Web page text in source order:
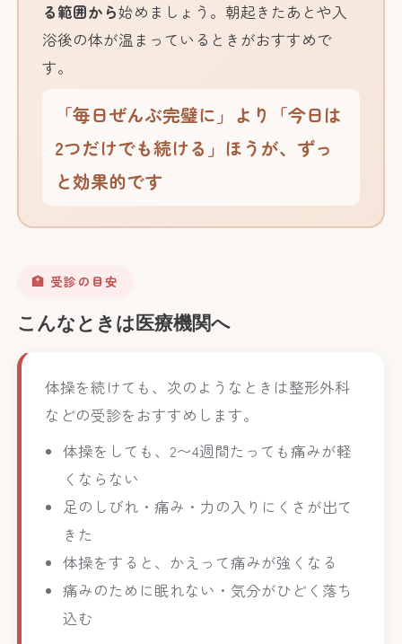
る範囲から始めましょう。朝起きたあとや入
浴後の体が温まっているときがおすすめで
す。
「毎日ぜんぶ完璧に」より「今日は
2つだけでも続ける」ほうが、ずっ
と効果的です
🏥 受診の目安
こんなときは医療機関へ
体操を続けても、次のようなときは整形外科
などの受診をおすすめします。
体操をしても、2〜4週間たっても痛みが軽
くならない
足のしびれ・痛み・力の入りにくさが出て
きた
体操をすると、かえって痛みが強くなる
痛みのために眠れない・気分がひどく落ち
込む